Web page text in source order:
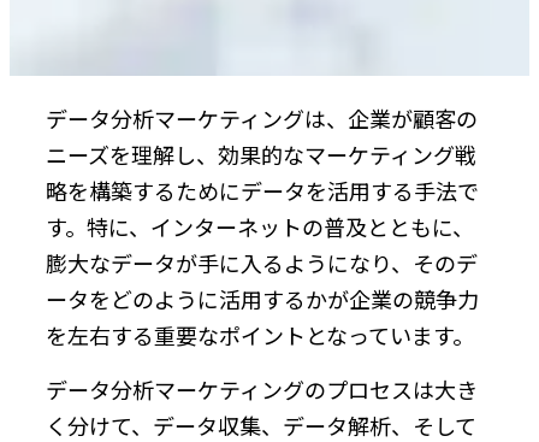
データ分析マーケティングは、企業が顧客の
ニーズを理解し、効果的なマーケティング戦
略を構築するためにデータを活用する手法で
す。特に、インターネットの普及とともに、
膨大なデータが手に入るようになり、そのデ
ータをどのように活用するかが企業の競争力
を左右する重要なポイントとなっています。
データ分析マーケティングのプロセスは大き
く分けて、データ収集、データ解析、そして